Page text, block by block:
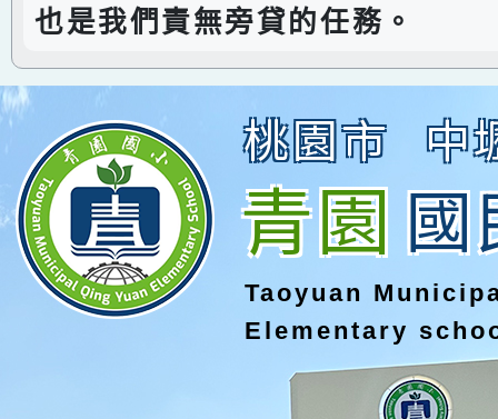
也是我們責無旁貸的任務。
桃園市 中
青園國
Taoyuan
Elementary